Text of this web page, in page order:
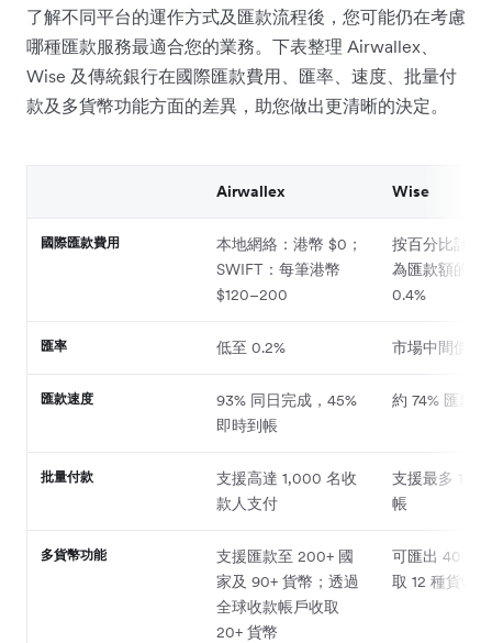
了解不同平台的運作方式及匯款流程後，您可能仍在考慮
哪種匯款服務最適合您的業務。下表整理 Airwallex、
Wise 及傳統銀行在國際匯款費用、匯率、速度、批量付
款及多貨幣功能方面的差異，助您做出更清晰的決定。
Airwallex Wise
國際匯款費用
本地網絡：港幣 $0；
SWIFT：每筆港幣
$120–200
按百分比計算
為匯款額的
0.4%
匯率 低至 0.2% 市場中間價
匯款速度
93% 同日完成，45%
即時到帳
約 74% 匯款
批量付款
支援高達 1,000 名收
款人支付
支援最多
帳
多貨幣功能
支援匯款至 200+ 國
家及 90+ 貨幣；透過
全球收款帳戶收取
20+ 貨幣
可匯出 40+
取 12 種貨幣